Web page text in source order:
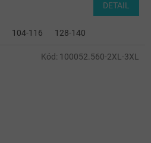
DETAIL
104-116 128-140
Kód: 100052.560-2XL-3XL